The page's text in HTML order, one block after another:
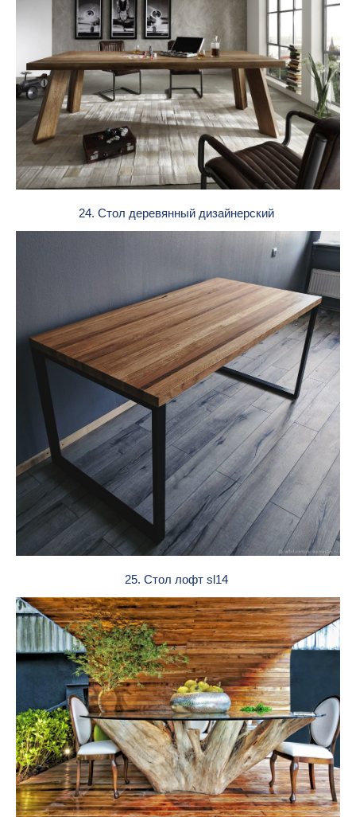
24. Стол деревянный дизайнерский
25. Стол лофт sl14